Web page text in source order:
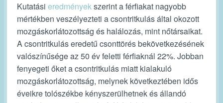
Kutatási eredményekszerint a férfiakat nagyobb
mértékben veszélyezteti a csontritkulás által okozott
mozgáskorlátozottság és halálozás, mint nőtársaikat.
A csontritkulás eredetű csonttörés bekövetkezésének
valószínűsége az 50 év feletti férfiaknál 22%. Jobban
fenyegeti őket a csontritkulás miatt kialakuló
mozgáskorlátozottság, melynek következtében idős
éveikre tolószékbe kényszerülhetnek és állandó